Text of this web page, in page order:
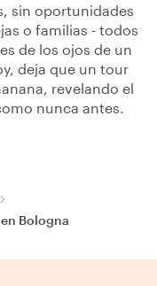
sin oportunidades
o familias - todos
de los ojos de un
deja que un tour
revelando el
nunca antes.
Bologna